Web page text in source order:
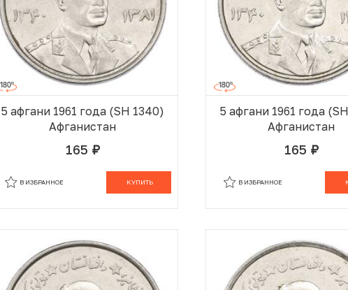
5 афгани 1961 года (SH 1340)
Афганистан
165 руб.
КУПИТЬ
В ИЗБРАННОЕ
5 афгани 1961 года
Афганистан
165 руб.
В ИЗБРАННОЕ